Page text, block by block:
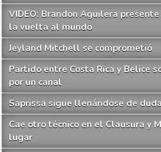
VIDEO: Brandon Aguilera
la vuelta al mundo
Jeyland Mitchell se comprometió
Partido entre Costa Rica y Belice
por un canal
Saprissa sigue llenándose de
Cae otro técnico en el Clausura y
lugar